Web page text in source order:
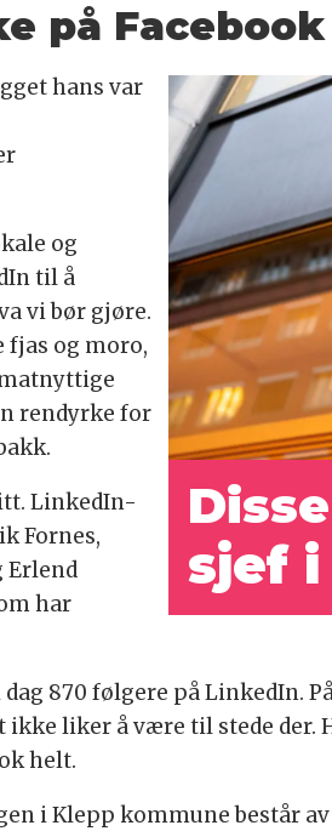
på Facebook
sjef
hans var
og
til å
vi bør gjøre.
fjas og moro,
rendyrke for
LinkedIn-
Fornes,
Erlend
har
870 følgere på LinkedIn.
liker å være til stede
helt.
i Klepp kommune består